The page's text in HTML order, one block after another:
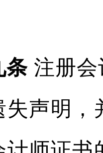
条注册会
失声明，